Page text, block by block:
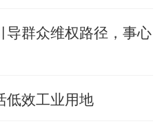
导群众维权路径，事心
低效工业用地